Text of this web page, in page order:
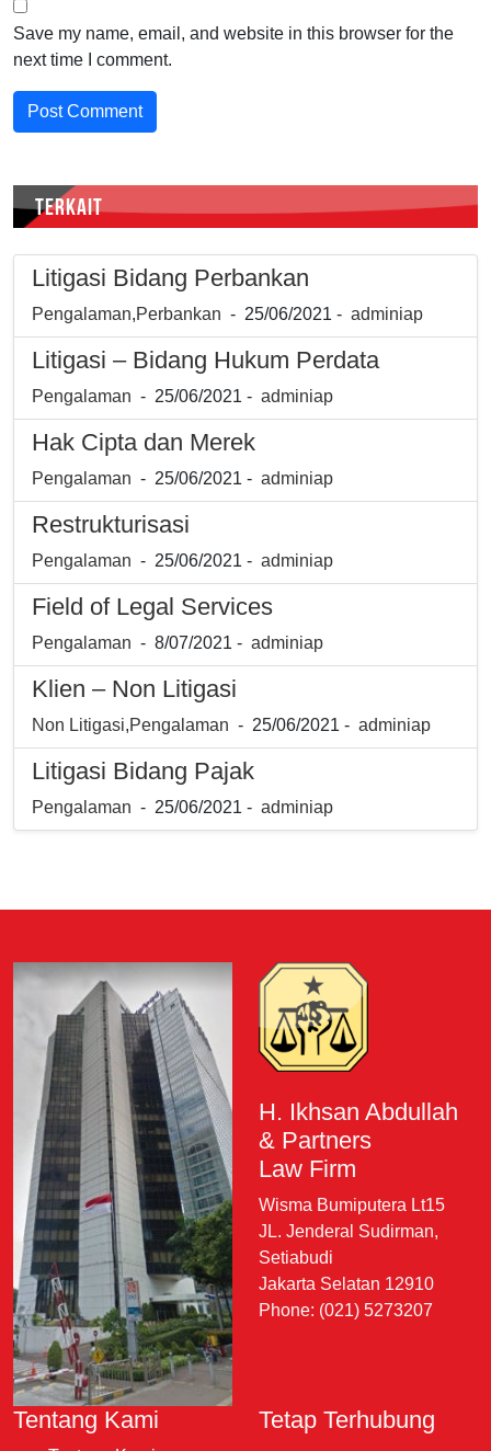
Save my name, email, and website in this browser for the
next time I comment.
TERKAIT
Litigasi Bidang Perbankan
Pengalaman,Perbankan - 25/06/2021 - adminiap
Litigasi – Bidang Hukum Perdata
Pengalaman - 25/06/2021 - adminiap
Hak Cipta dan Merek
Pengalaman - 25/06/2021 - adminiap
Restrukturisasi
Pengalaman - 25/06/2021 - adminiap
Field of Legal Services
Pengalaman - 8/07/2021 - adminiap
Klien – Non Litigasi
Non Litigasi,Pengalaman - 25/06/2021 - adminiap
Litigasi Bidang Pajak
Pengalaman - 25/06/2021 - adminiap
H. Ikhsan Abdullah
& Partners
Law Firm
Wisma Bumiputera Lt15
JL. Jenderal Sudirman,
Setiabudi
Jakarta Selatan 12910
Phone: (021) 5273207
Tentang Kami Tetap Terhubung